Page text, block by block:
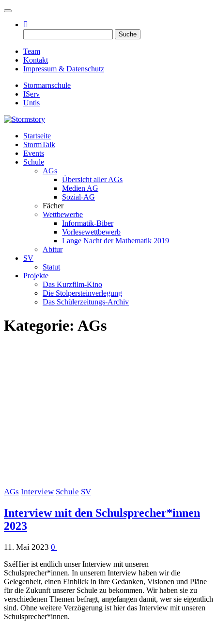
Toggle navigation
nach:
Team
Kontakt
Impressum & Datenschutz
Stormarnschule
IServ
Untis
Stormstory
Eure digitale Schülerzeitung
Startseite
StormTalk
Events
Schule
AGs
Übersicht aller AGs
Medien AG
Sozial-AG
Fächer
Wettbewerbe
Informatik-Biber
Vorlesewettbewerb
Lange Nacht der Mathematik 2019
Abitur
SV
Statut
Projekte
Das Kurzfilm-Kino
Die Stolpersteinverlegung
Das Schülerzeitungs-Archiv
Kategorie: AGs
AGs Interview Schule SV
Interview mit den Schulsprecher*innen
2023
11. Mai 2023 0
SxéHier ist endlich unser Interview mit unseren
Schulsprecher*innen. In unserem Interview haben wir die
Gelegenheit, einen Einblick in ihre Gedanken, Visionen und Pläne
für die Zukunft unserer Schule zu bekommen. Wir haben sie zu
verschiedenen Themen befragt, angefangen damit, wer sie eigentlich
sind. Ohne weitere Verzögerung ist hier das Interview mit unseren
Schulsprecher*innen.